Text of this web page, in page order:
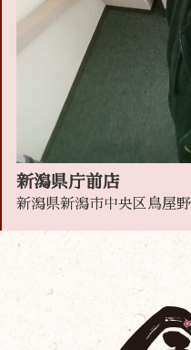
新潟県庁前店
新潟県新潟市中央区鳥屋